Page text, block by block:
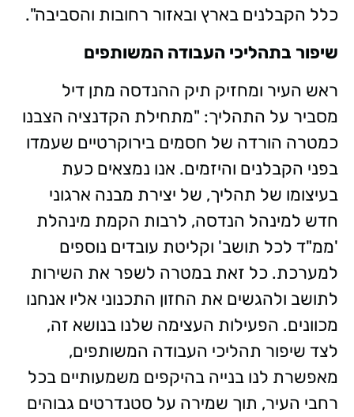
כלל הקבלנים בארץ ובאזור רחובות והסביבה".
שיפור בתהליכי העבודה המשותפים
ראש העיר ומחזיק תיק ההנדסה מתן דיל
מסביר על התהליך: "מתחילת הקדנציה הצבנו
כמטרה הורדה של חסמים בירוקרטיים שעמדו
בפני הקבלנים והיזמים. אנו נמצאים כעת
בעיצומו של תהליך, של יצירת מבנה ארגוני
חדש למינהל הנדסה, לרבות הקמת מינהלת
'ממ"ד לכל תושב' וקליטת עובדים נוספים
למערכת. כל זאת במטרה לשפר את השירות
לתושב ולהגשים את החזון התכנוני אליו אנחנו
מכוונים. הפעילות העצימה שלנו בנושא זה,
לצד שיפור תהליכי העבודה המשותפים,
מאפשרת לנו בנייה בהיקפים משמעותיים בכל
רחבי העיר, תוך שמירה על סטנדרטים גבוהים